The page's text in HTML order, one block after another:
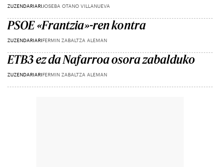
ZUZENDARIARI JOSEBA OTANO VILLANUEVA
PSOE «Frantzia»-ren kontra
ZUZENDARIARIFERMIN ZABALTZA ALEMAN
ETB3 ez da Nafarroa osora zabalduko
ZUZENDARIARIFERMIN ZABALTZA ALEMAN